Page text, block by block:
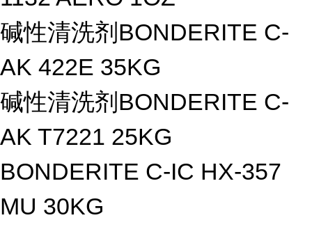
碱性清洗剂BONDERITE C-
AK 422E 35KG
碱性清洗剂BONDERITE C-
AK T7221 25KG
BONDERITE C-IC HX-357
MU 30KG